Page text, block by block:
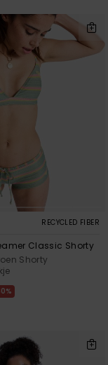
RECYCLED FIBER
Classic Shorty
Shorty